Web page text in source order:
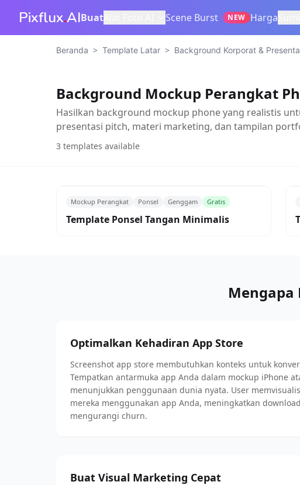
Pixflux.AIBuat Scene Burst NEW Harga
Beranda > Template Latar > Background Korporat &
Background Mockup Perangkat
Hasilkan background mockup phone yang realistis
presentasi pitch, materi marketing, dan tampilan
3 templates available
Mockup Perangkat Ponsel Genggam Gratis
Template Ponsel Tangan Minimalis
Mengapa
Optimalkan Kehadiran App Store
Screenshot app store membutuhkan konteks untuk
Tempatkan antarmuka app Anda dalam mockup iPhone
menunjukkan penggunaan dunia nyata. User
mereka menggunakan app Anda, meningkatkan
mengurangi churn.
Buat Visual Marketing Cepat